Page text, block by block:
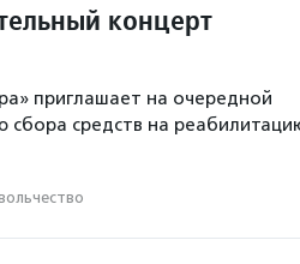
концерт
приглашает на очередной
сбора средств на